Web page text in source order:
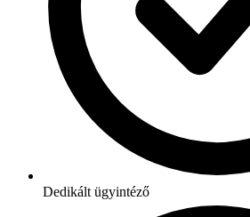
Dedikált ügyintéző